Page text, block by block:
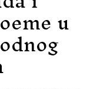
u